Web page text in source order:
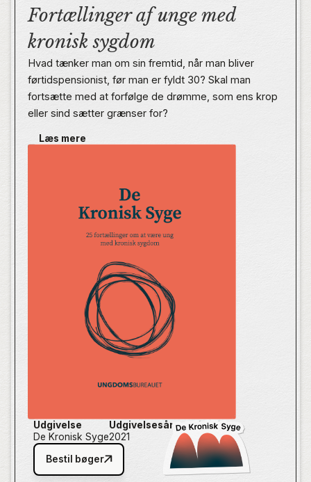
Udgivelse
De Kronisk Syge
Udgivelsesår
2021
Bestil bøger
Fortællinger af unge med
kronisk sygdom
Hvad tænker man om sin fremtid, når man bliver
førtidspensionist, før man er fyldt 30? Skal man
fortsætte med at forfølge de drømme, som ens krop
eller sind sætter grænser for?
I De Kronisk Syge møder du unge med kronisk
udgør deres personlige fortællinger unikke
vidnesbyrd, der kan gøre Danmarks sundhedsvæsen,
uddannelsessystem og alle os andre klogere på,
hvordan man skaber det bedste samfund for unge
”Det kan give dig et andet perspektiv på, hvordan det
er at være det her menneske: Hvordan er det at være
dig? For du er ikke bare et tal i en bog eller en
sygdom på en liste. Du er et menneske, der har en
historie og en fed energi.” - Skrivemakker
Læs mere